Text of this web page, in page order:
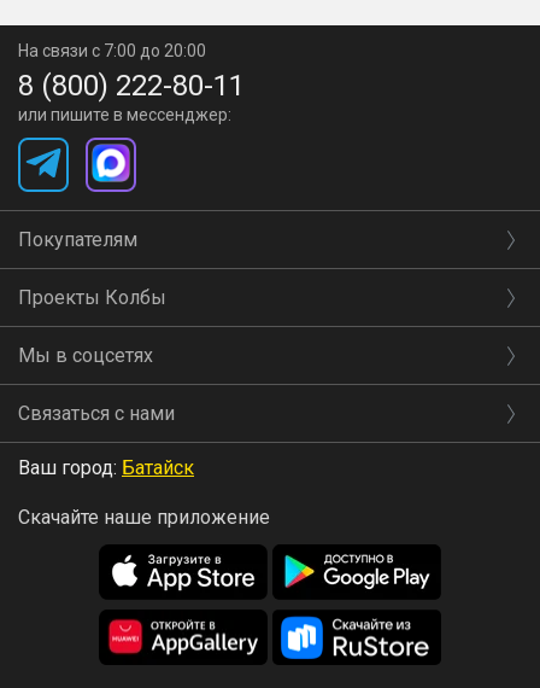
На связи с 7:00 до 20:00
8 (800) 222-80-11
или пишите в мессенджер:
Покупателям
Проекты Колбы
Мы в соцсетях
Связаться с нами
Ваш город: Батайск
Скачайте наше приложение